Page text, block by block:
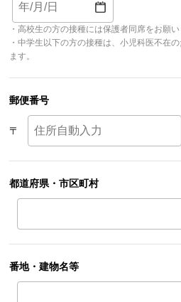
・高校生の方の接種には保護者同席をお願い
・中学生以下の方の接種は、小児科医不在
ます。
郵便番号
〒
都道府県・市区町村
番地・建物名等